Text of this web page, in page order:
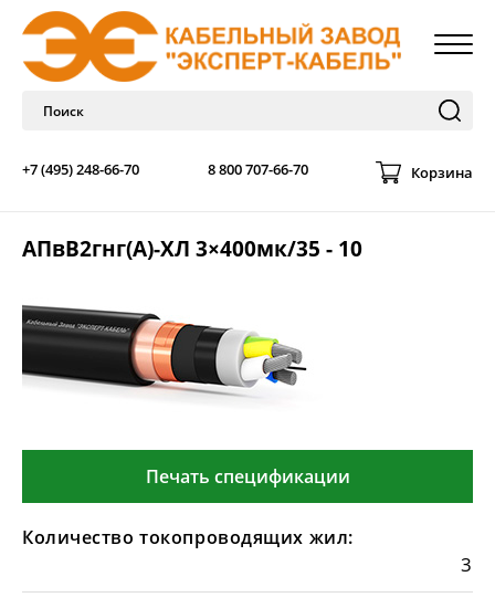
+7 (495) 248-66-70 8 800 707-66-70 Корзина
АПвВ2гнг(А)-ХЛ 3×400мк/35 - 10
Печать спецификации
Количество токопроводящих жил:
3